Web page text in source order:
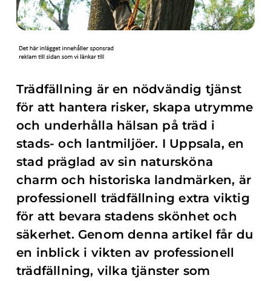
Trädfällning är en nödvändig tjänst
för att hantera risker, skapa utrymme
och underhålla hälsan på träd i
stads- och lantmiljöer. I Uppsala, en
stad präglad av sin natursköna
charm och historiska landmärken, är
professionell trädfällning extra viktig
för att bevara stadens skönhet och
säkerhet. Genom denna artikel får du
en inblick i vikten av professionell
trädfällning, vilka tjänster som